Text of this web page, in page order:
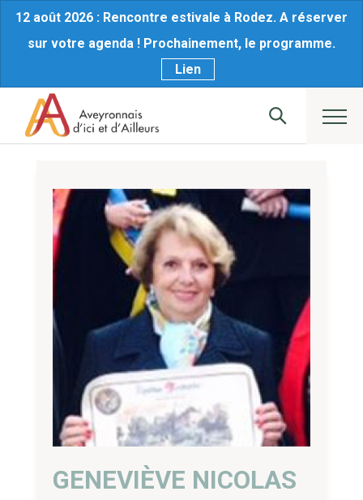
12 août 2026 : Rencontre estivale à Rodez. A réserver
sur votre agenda ! Prochainement, le programme.
Lien
GENEVIÈVE NICOLAS